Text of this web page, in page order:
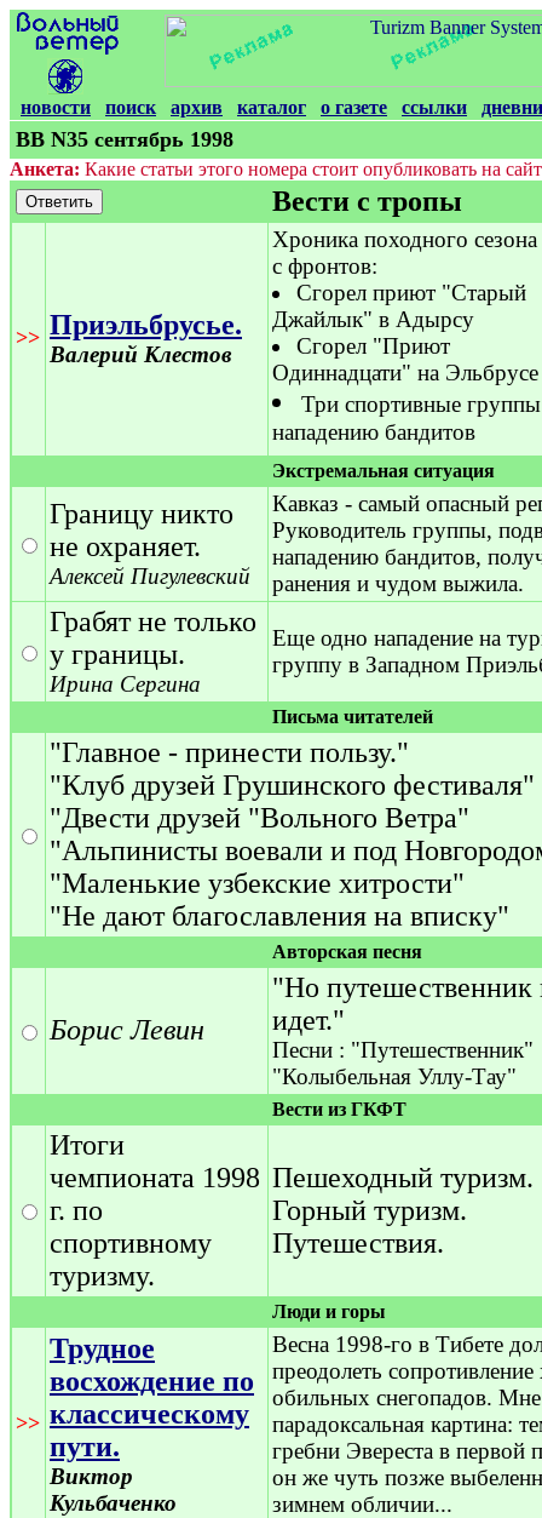
новости поиск архив каталог о газете ссылки
ВВ N35 сентябрь 1998
Анкета: Какие статьи этого номера стоит опубликовать на
Вести с тропы
>> Приэльбрусье.
Валерий Клестов
Хроника походного
с фронтов:
Сгорел приют "Старый
Джайлык" в Адырсу
Сгорел "Приют
Одиннадцати" на Эльбрусе
Три спортивные группы
нападению бандитов
Экстремальная ситуация
Границу никто
не охраняет.
Алексей Пигулевский
Кавказ - самый опасный
Руководитель группы,
нападению бандитов,
ранения и чудом выжила.
Грабят не только
у границы.
Ирина Сергина
Еще одно нападение на
группу в Западном
Письма читателей
"Главное - принести пользу."
"Клуб друзей Грушинского фестиваля"
"Двести друзей "Вольного Ветра"
"Альпинисты воевали и под
"Маленькие узбекские хитрости"
"Не дают благославления на вписку"
Авторская песня
Борис Левин
"Но
идет."
Песни : "Путешественник"
"Колыбельная Уллу-Тау"
Вести из ГКФТ
Итоги
чемпионата 1998
г. по
спортивному
туризму.
Пешеходный туризм.
Горный туризм.
Путешествия.
Люди и горы
>>
Трудное
восхождение по
классическому
пути.
Виктор
Кульбаченко
Весна 1998-го в Тибете
преодолеть
обильных снегопадов.
парадоксальная картина:
гребни Эвереста в первой
он же чуть позже
зимнем обличии...